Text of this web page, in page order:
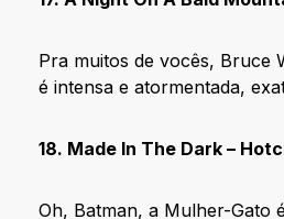
Pra muitos de vocês, Bruce
é intensa e atormentada,
18. Made In The Dark –
Oh, Batman, a Mulher-Gato